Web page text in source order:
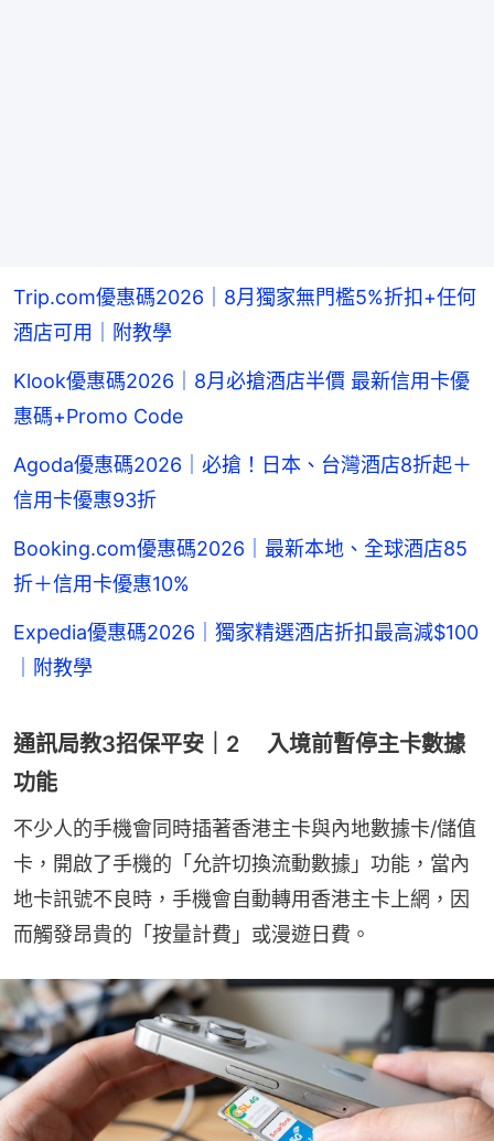
Trip.com優惠碼2026｜8月獨家無門檻5%折扣+任何
酒店可用｜附教學
Klook優惠碼2026｜8月必搶酒店半價 最新信用卡優
惠碼+Promo Code
Agoda優惠碼2026｜必搶！日本、台灣酒店8折起＋
信用卡優惠93折
Booking.com優惠碼2026｜最新本地、全球酒店85
折＋信用卡優惠10%
Expedia優惠碼2026｜獨家精選酒店折扣最高減$100
｜附教學
通訊局教3招保平安｜2 入境前暫停主卡數據
功能
不少人的手機會同時插著香港主卡與內地數據卡/儲值
卡，開啟了手機的「允許切換流動數據」功能，當內
地卡訊號不良時，手機會自動轉用香港主卡上網，因
而觸發昂貴的「按量計費」或漫遊日費。